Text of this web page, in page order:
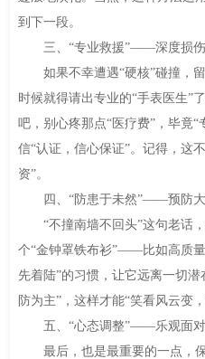
到下一段。
三、“专业救援”——深度损伤
如果不幸遭遇“硬核”碰撞，留
时候就得请出专业的“手表医生”
吧，别心疼那点“医疗费”，毕竟
信“认证，信心保证”。记得，这
资”。
四、“防患于未然”——预防大
“不撞南墙不回头”这句老话，
个“金钟罩铁布衫”——比如高质
先着陆”的习惯，让它远离一切
防为主”，这样才能“笑看风云变
五、“心态调整”——乐观面对
最后，也是最重要的一点，保